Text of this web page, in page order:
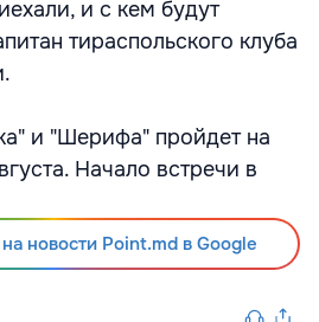
и с кем будут
тираспольского клуба
и "Шерифа" пройдет на
Начало встречи в
новости Point.md в Google